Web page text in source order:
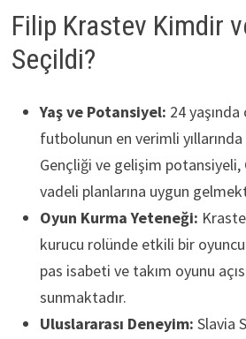
Filip Krastev Kimdir
Seçildi?
Yaş ve Potansiyel: 24
futbolunun en verimli
Gençliği ve gelişim potansiyeli,
vadeli planlarına uygun
Oyun Kurma Yeteneği:
kurucu rolünde etkili bir
pas isabeti ve takım oyunu
sunmaktadır.
Uluslararası Deneyim: Slavia